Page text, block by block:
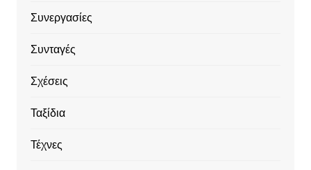
Συνεργασίες
Συνταγές
Σχέσεις
Ταξίδια
Τέχνες